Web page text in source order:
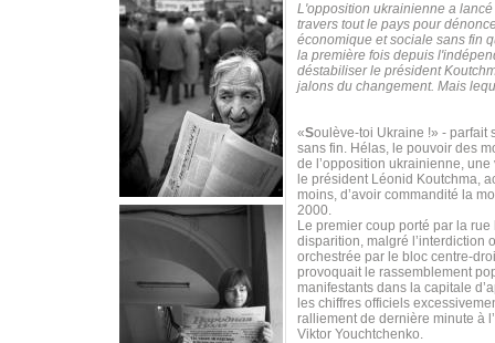
L'opposition ukrainienne a
travers tout le pays pour
économique et sociale sans fin
la première fois depuis
déstabiliser le président
jalons du changement. Mais
«Soulève-toi Ukraine !» - parfait
sans fin. Hélas, le pouvoir des
de l’opposition ukrainienne,
le président Léonid Koutchma,
moins, d’avoir commandité la
2000.
Le premier coup porté par la
disparition, malgré l’interdiction
orchestrée par le bloc centre-
provoquait le rassemblement
manifestants dans la capitale
les chiffres officiels
ralliement de dernière minute à
Viktor Youchtchenko.